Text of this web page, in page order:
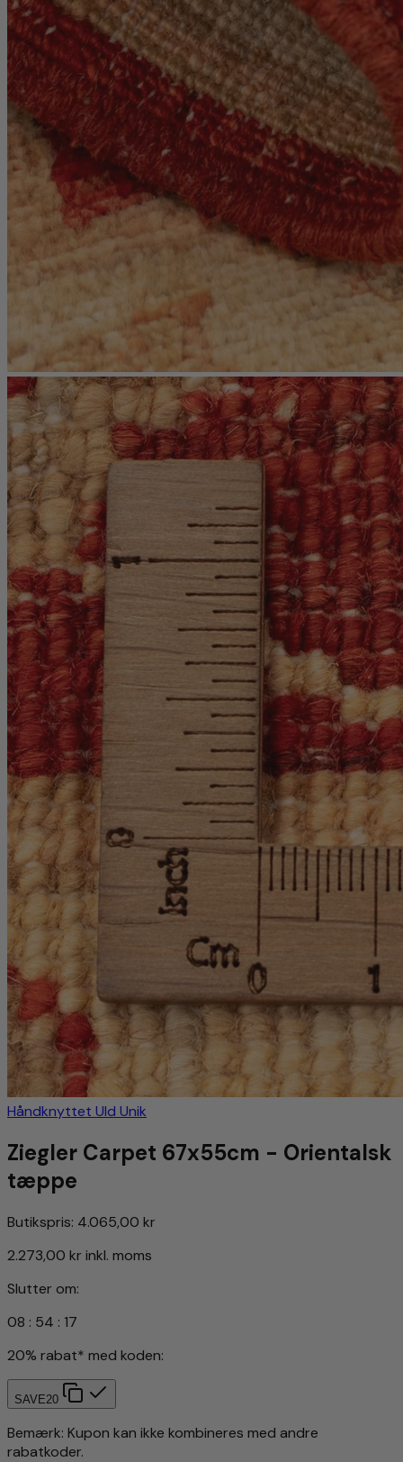
Håndknyttet Uld Unik
Ziegler Carpet 67x55cm - Orientalsk
tæppe
Butikspris: 4.065,00 kr
2.273,00 kr inkl. moms
Slutter om:
08 : 54 : 14
20% rabat* med koden:
SAVE20
Bemærk: Kupon kan ikke kombineres med andre
rabatkoder.